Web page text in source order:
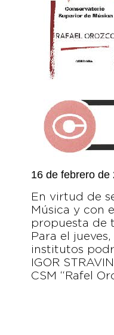
16 de febrero de
En virtud de
Música y con
propuesta de
Para el
institutos
IGOR
CSM “Rafel